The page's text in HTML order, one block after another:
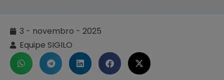
3 - novembro - 2025
Equipe SIGILO